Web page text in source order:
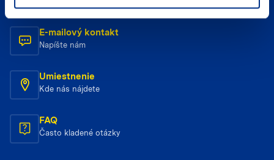
E-mailový kontakt
Napíšte nám
Umiestnenie
Kde nás nájdete
FAQ
Často kladené otázky